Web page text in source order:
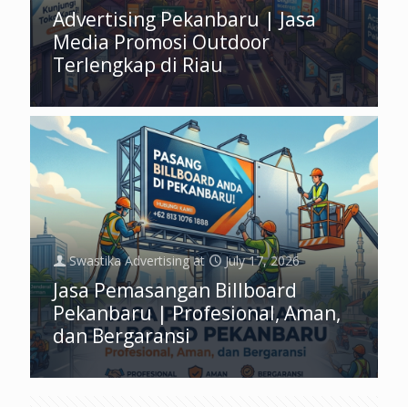
Advertising Pekanbaru | Jasa
Media Promosi Outdoor
Terlengkap di Riau
Swastika Advertising at July 17, 2026
Jasa Pemasangan Billboard
Pekanbaru | Profesional, Aman,
dan Bergaransi